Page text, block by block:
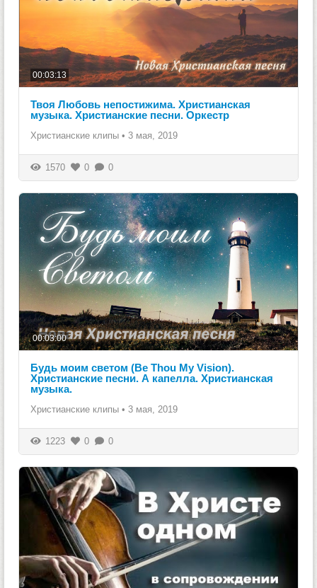
00:03:13
Твоя Любовь непостижима. Христианская
музыка. Христианские песни. Оркестр
Христианские клипы • 3 мая, 2019
1570 0 0
00:03:00
Будь моим светом (Be Thou My Vision).
Христианские песни. А капелла. Христианская
музыка.
Христианские клипы • 3 мая, 2019
1223 0 0